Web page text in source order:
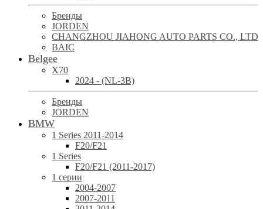
Бренды
JORDEN
CHANGZHOU JIAHONG AUTO PARTS CO., LTD
BAIC
Belgee
X70
2024 - (NL-3B)
Бренды
JORDEN
BMW
1 Series 2011-2014
F20/F21
1 Series
F20/F21 (2011-2017)
1 серии
2004-2007
2007-2011